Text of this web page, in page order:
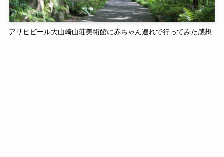
アサヒビール大山崎山荘美術館に赤ちゃん連れで行ってみた感想